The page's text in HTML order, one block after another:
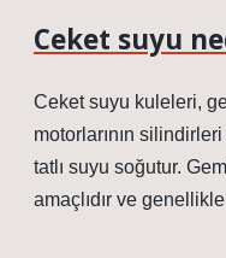
Ceket suyu
Ceket suyu kuleleri,
motorlarının
tatlı suyu soğutur.
amaçlıdır ve